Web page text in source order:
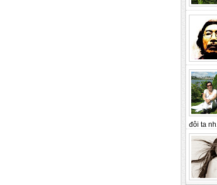
đôi ta nh...